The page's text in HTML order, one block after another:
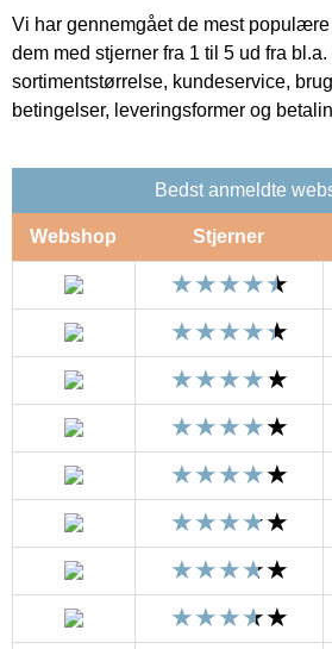
Vi har gennemgået de mest
dem med stjerner fra 1 til 5 ud fra
sortimentstørrelse, kundeservice,
betingelser, leveringsformer og
Bedst anmeldte
Webshop Stjerner